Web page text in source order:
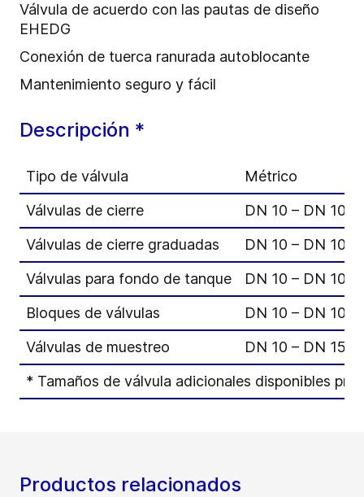
Válvula de acuerdo con las pautas de diseño
EHEDG
Conexión de tuerca ranurada autoblocante
Mantenimiento seguro y fácil
Descripción *
Tipo de válvula
Métrico
Válvulas de cierre
DN 10 – DN 100
Válvulas de cierre graduadas
DN 10 – DN 100
Válvulas para fondo de tanque
DN 10 – DN 100
Bloques de válvulas
DN 10 – DN 100
Válvulas de muestreo
DN 10 – DN 15
* Tamaños de válvula adicionales disponibles
Productos relacionados